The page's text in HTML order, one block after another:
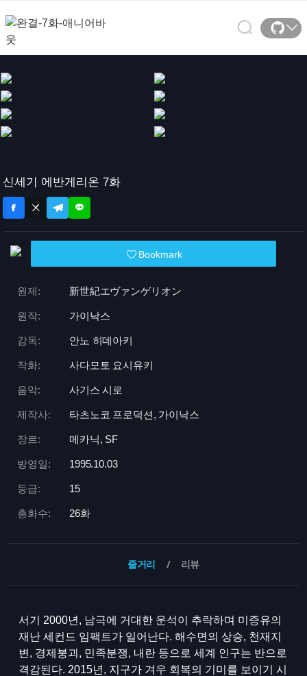
신세기 에반게리온 7화
Bookmark
원제: 新世紀エヴァンゲリオン
원작: 가이낙스
감독: 안노 히데아키
작화: 사다모토 요시유키
음악: 사기스 시로
제작사: 타츠노코 프로덕션, 가이낙스
장르: 메카닉, SF
방영일: 1995.10.03
등급: 15
총화수: 26화
줄거리 리뷰
서기 2000년, 남극에 거대한 운석이 추락하며 미증유의
재난 세컨드 임팩트가 일어난다. 해수면의 상승, 천재지
변, 경제붕괴, 민족분쟁, 내란 등으로 세계 인구는 반으로
격감된다. 2015년, 지구가 겨우 회복의 기미를 보이기 시